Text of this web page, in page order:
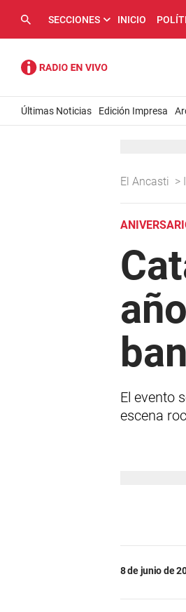
SECCIONES INICIO
Últimas Noticias Edición Impresa
El Ancasti >
El evento
escena
8 de junio de